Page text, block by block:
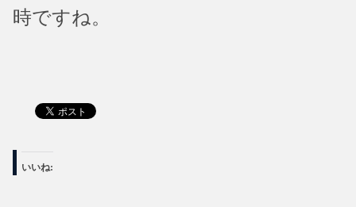
時ですね。
いいね: